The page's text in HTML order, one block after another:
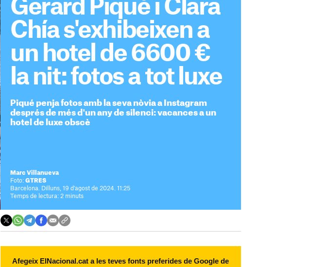
Gerard Piqué i Clara
Chía s'exhibeixen a
un hotel de 6600 €
la nit: fotos a tot luxe
Piqué penja fotos amb la seva nòvia a Instagram
després de més d'un any de silenci: vacances a un
hotel de luxe obscè
Marc Villanueva
Foto: GTRES
Barcelona. Dilluns, 19 d'agost de 2024. 11:25
Temps de lectura: 2 minuts
Afegeix ElNacional.cat a les teves fonts preferides de Google de